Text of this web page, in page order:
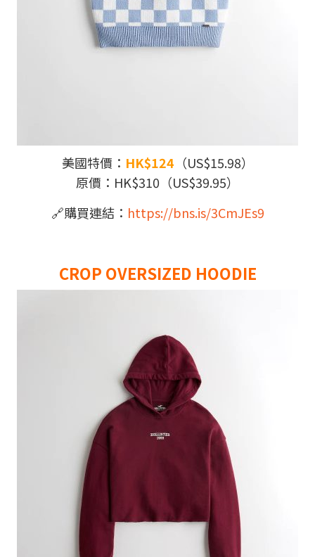
美國特價： HK$124（US$15.98）
原價：HK$310（US$39.95）
🔗購買連結： https://bns.is/3CmJEs9
CROP OVERSIZED HOODIE